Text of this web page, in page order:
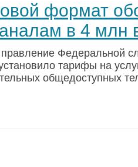
формат
в 4 млн
правление Федеральной
тарифы на
общедоступных